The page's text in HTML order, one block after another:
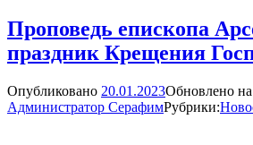
для
мобилизованных
Проповедь епископа
праздник Крещения
Опубликовано 20.01.2023Обновлено на
Администратор СерафимРубрики: